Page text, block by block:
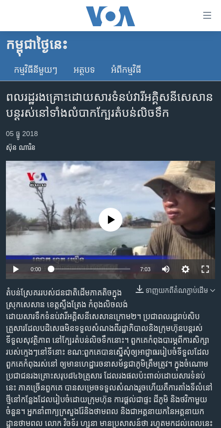
គេហទំព័រ​
ទាក់ទង
និង​
ចូល​
ទំព័រ​
ម្តង
រំលង​
ទំព័រ​
រចនា
សម្ព័ន្ធ​
និង​
កាន់​
ទំព័រ​
ស្វែង​
រក
កម្ពុជា
អន្តរជាតិ
ហេឡូវីអូអេ
កម្ពុជាច្នៃប្រតិដ្ឋ
ទូរទស្សន៍ / វីដេអូ​
វិទ្យុ / ផតខាសថ៍
កម្មវិធីទាំងអស់
Khmer English
បណ្តាញ​សង្គម
កម្ពុជាថ្ងៃនេះ
កម្មវិធី​នីមួយៗ អត្ថបទ​ អំពី​កម្មវិធី​
ពលរដ្ឋរងគ្រោះដោយសារទំនប់វារីអគ្គិសនីសេសាន
បន្តរស់នៅទាំងលំបាកក្បែរតំបន់លិចទឹក
05 ធ្នូ 2018
ស៊ុន ណារិន
No media source currently available
0:00 7:03
ទាញ​យក​ពី​តំណភ្ជាប់​ដើម
តំបន់ស្រែគររបស់ជនជាតិដើមភាគតិចក្នុង
ស្រុកសេសាន ខេត្តស្ទឹងត្រែង កំពុងលិចលង់
ដោយសារទឹកទំនប់វារីអគ្គិសនីសេសានក្រោម២។ ប្រជាពលរដ្ឋរាប់សិប
គ្រួសារដែលបដិសេធមិនទទួលសំណងពីរដ្ឋាភិបាលនិងក្រុមហ៊ុនបន្តរស់
ទីទួលសុវត្ថិភាព នៅក្បែរតំបន់លិចទឹកនោះ។ ពួកគេកំពុងបារម្ភពីការសិក្សា
របស់ក្មេងៗនៅទីនោះ ខណ:ពួកគេបានស្នើសុំឲ្យអាជ្ញាធររៀបចំទីទួលដែល
ពួកគេកំពុងរស់នៅ ឲ្យមានហេដ្ឋារចនាសម័ន្ធជាភូមិត្រឹមត្រូវ។ ក្នុងចំណោម
ប្រជាជនរងគ្រោះសរុប៨៤៦គ្រួសារ ដែលរងផលប៉ះពាល់ដោយសារទំនប់
នេះ ភាគច្រើនពួកគេ បានសម្រេចទទួលសំណងរួចហើយគឺការតាំងទីលំនៅ
ថ្មីនៅកន្លែងដែលរៀបចំដោយក្រុមហ៊ុន ការផ្តល់ជាផ្ទះ ដីភូមិ និងថវិកាមួយ
ចំនួន។ អ្នកនាំពាក្យក្រសួងរ៉ែនិងថាមពល និងជាអគ្គនាយកនៃអគ្គនាយក
ដ្ឋានថាមពល លោក វិចទ័រ ហ្សូនា មានប្រសាសន៍ថា រហូតមកដល់ពេលនេះ